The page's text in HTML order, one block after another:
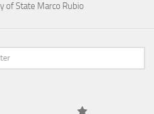
of State Marco Rubio